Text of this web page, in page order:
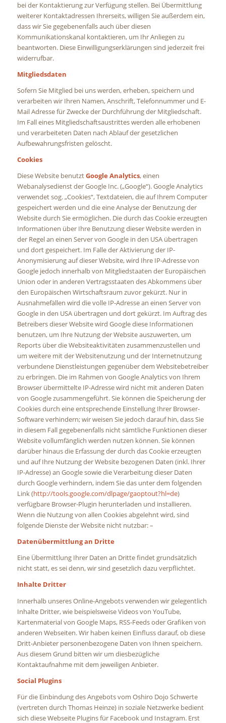
bei der Kontaktierung zur Verfügung stellen. Bei Übermittlung
weiterer Kontaktadressen Ihrerseits, willigen Sie außerdem ein,
dass wir Sie gegebenenfalls auch über diesen
Kommunikationskanal kontaktieren, um Ihr Anliegen zu
beantworten. Diese Einwilligungserklärungen sind jederzeit frei
widerrufbar.
Mitgliedsdaten
Sofern Sie Mitglied bei uns werden, erheben, speichern und
verarbeiten wir Ihren Namen, Anschrift, Telefonnummer und E-
Mail Adresse für Zwecke der Durchführung der Mitgliedschaft.
Im Fall eines Mitgliedschaftsaustrittes werden alle erhobenen
und verarbeiteten Daten nach Ablauf der gesetzlichen
Aufbewahrungsfristen gelöscht.
Cookies
Diese Website benutztGoogle Analytics, einen
Webanalysedienst der Google Inc. („Google“). Google Analytics
verwendet sog. „Cookies“, Textdateien, die auf Ihrem Computer
gespeichert werden und die eine Analyse der Benutzung der
Website durch Sie ermöglichen. Die durch das Cookie erzeugten
Informationen über Ihre Benutzung dieser Website werden in
der Regel an einen Server von Google in den USA übertragen
und dort gespeichert. Im Falle der Aktivierung der IP-
Anonymisierung auf dieser Website, wird Ihre IP-Adresse von
Google jedoch innerhalb von Mitgliedstaaten der Europäischen
Union oder in anderen Vertragsstaaten des Abkommens über
den Europäischen Wirtschaftsraum zuvor gekürzt. Nur in
Ausnahmefällen wird die volle IP-Adresse an einen Server von
Google in den USA übertragen und dort gekürzt. Im Auftrag des
Betreibers dieser Website wird Google diese Informationen
benutzen, um Ihre Nutzung der Website auszuwerten, um
Reports über die Websiteaktivitäten zusammenzustellen und
um weitere mit der Websitenutzung und der Internetnutzung
verbundene Dienstleistungen gegenüber dem Websitebetreiber
zu erbringen. Die im Rahmen von Google Analytics von Ihrem
Browser übermittelte IP-Adresse wird nicht mit anderen Daten
von Google zusammengeführt. Sie können die Speicherung der
Cookies durch eine entsprechende Einstellung Ihrer Browser-
Software verhindern; wir weisen Sie jedoch darauf hin, dass Sie
in diesem Fall gegebenenfalls nicht sämtliche Funktionen dieser
Website vollumfänglich werden nutzen können. Sie können
darüber hinaus die Erfassung der durch das Cookie erzeugten
und auf Ihre Nutzung der Website bezogenen Daten (inkl. Ihrer
IP-Adresse) an Google sowie die Verarbeitung dieser Daten
durch Google verhindern, indem Sie das unter dem folgenden
Link (http://tools.google.com/dlpage/gaoptout?hl=de)
verfügbare Browser-Plugin herunterladen und installieren.
Wenn die Nutzung von allen Cookies abgelehnt wird, sind
folgende Dienste der Website nicht nutzbar: –
Datenübermittlung an Dritte
Eine Übermittlung Ihrer Daten an Dritte findet grundsätzlich
nicht statt, es sei denn, wir sind gesetzlich dazu verpflichtet.
Inhalte Dritter
Innerhalb unseres Online-Angebots verwenden wir gelegentlich
Inhalte Dritter, wie beispielsweise Videos von YouTube,
Kartenmaterial von Google Maps, RSS-Feeds oder Grafiken von
anderen Webseiten. Wir haben keinen Einfluss darauf, ob diese
Dritt-Anbieter personenbezogene Daten von Ihnen speichern.
Aus diesem Grund bitten wir um diesbezügliche
Kontaktaufnahme mit dem jeweiligen Anbieter.
Social Plugins
Für die Einbindung des Angebots vom Oshiro Dojo Schwerte
(vertreten durch Thomas Heinze) in soziale Netzwerke bedient
sich diese Webseite Plugins für Facebook und Instagram. Erst